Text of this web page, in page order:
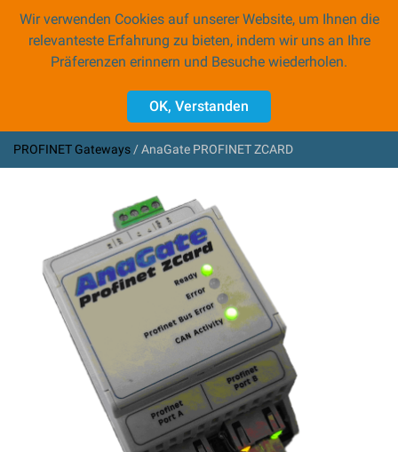
Zubehör
CAN Gateways
0
PROFINET Gateways AnaGate PROFINET ZCARD
Wir verwenden Cookies auf unserer Website, um Ihnen die
relevanteste Erfahrung zu bieten, indem wir uns an Ihre
Präferenzen erinnern und Besuche wiederholen.
OK, Verstanden